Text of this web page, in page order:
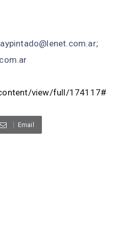
view/full/174117#
Email